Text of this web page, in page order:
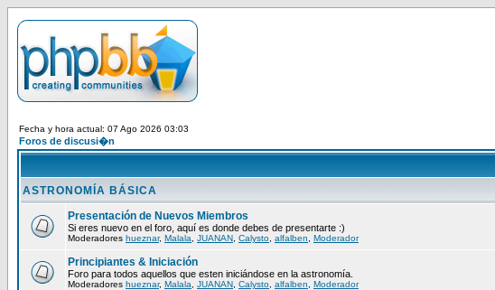
Fecha y hora actual: 07 Ago 2026 03:03
Foros de discusi�n
ASTRONOMÍA BÁSICA
Presentación de Nuevos Miembros
Si eres nuevo en el foro, aquí es donde debes de presentarte :)
Moderadores hueznar, Malala JUANAN Calysto alfalben Moderador
Principiantes & Iniciación
Foro para todos aquellos que esten iniciándose en la astronomía.
Moderadores hueznar, Malala JUANAN Calysto alfalben Moderador